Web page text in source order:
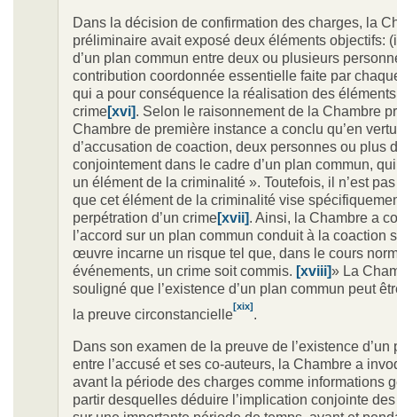
Dans la décision de confirmation des charges, la
préliminaire avait exposé deux éléments objectifs:
d’un plan commun entre deux ou plusieurs
contribution coordonnée essentielle faite par
qui a pour conséquence la réalisation des
crime[xvi]. Selon le raisonnement de la Chambre
Chambre de première instance a conclu qu’en
d’accusation de coaction, deux personnes ou plus
conjointement dans le cadre d’un plan commun,
un élément de la criminalité ». Toutefois, il n’est
que cet élément de la criminalité vise
perpétration d’un crime[xvii]. Ainsi, la Chambre a
l’accord sur un plan commun conduit à la coaction
œuvre incarne un risque tel que, dans le cours
événements, un crime soit commis. [xviii]» La
souligné que l’existence d’un plan commun peut
la preuve circonstancielle[xix]
Dans son examen de la preuve de l’existence d’un
entre l’accusé et ses co-auteurs, la Chambre a
avant la période des charges comme informations
partir desquelles déduire l’implication conjointe